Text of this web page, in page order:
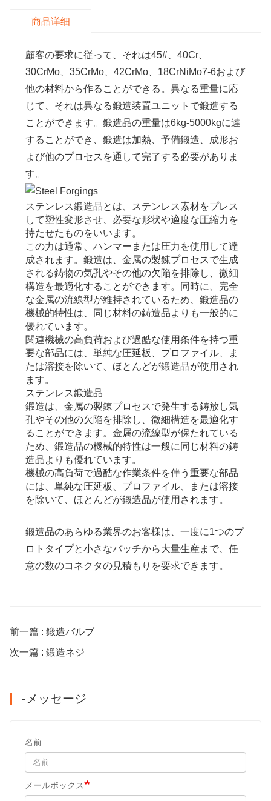
商品详细
顧客の要求に従って、それは45#、40Cr、
30CrMo、35CrMo、42CrMo、18CrNiMo7-6および
他の材料から作ることができる。異なる重量に応
じて、それは異なる鍛造装置ユニットで鍛造する
ことができます。鍛造品の重量は6kg-5000kgに達
することができ、鍛造は加熱、予備鍛造、成形お
よび他のプロセスを通して完了する必要がありま
す。
ステンレス鍛造品とは、ステンレス素材をプレス
して塑性変形させ、必要な形状や適度な圧縮力を
持たせたものをいいます。
この力は通常、ハンマーまたは圧力を使用して達
成されます。鍛造は、金属の製錬プロセスで生成
される鋳物の気孔やその他の欠陥を排除し、微細
構造を最適化することができます。同時に、完全
な金属の流線型が維持されているため、鍛造品の
機械的特性は、同じ材料の鋳造品よりも一般的に
優れています。
関連機械の高負荷および過酷な使用条件を持つ重
要な部品には、単純な圧延板、プロファイル、ま
たは溶接を除いて、ほとんどが鍛造品が使用され
ます。
ステンレス鍛造品
鍛造は、金属の製錬プロセスで発生する鋳放し気
孔やその他の欠陥を排除し、微細構造を最適化す
ることができます。金属の流線型が保たれている
ため、鍛造品の機械的特性は一般に同じ材料の鋳
造品よりも優れています。
機械の高負荷で過酷な作業条件を伴う重要な部品
には、単純な圧延板、プロファイル、または溶接
を除いて、ほとんどが鍛造品が使用されます。
鍛造品のあらゆる業界のお客様は、一度に1つのプ
ロトタイプと小さなバッチから大量生産まで、任
意の数のコネクタの見積もりを要求できます。
前一篇 : 鍛造バルブ
次一篇 : 鍛造ネジ
-メッセージ
名前
メールボックス